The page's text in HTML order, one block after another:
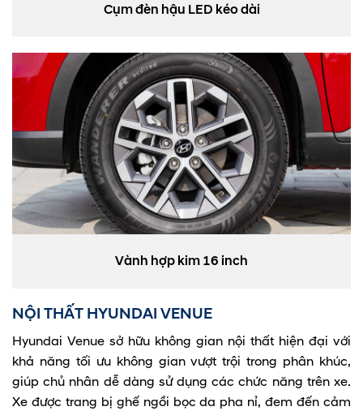
Cụm đèn hậu LED kéo dài
Vành hợp kim 16 inch
NỘI THẤT HYUNDAI VENUE
Hyundai Venue sở hữu không gian nội thất hiện đại với
khả năng tối ưu không gian vượt trội trong phân khúc,
giúp chủ nhân dễ dàng sử dụng các chức năng trên xe.
Xe được trang bị ghế ngồi bọc da pha nỉ, đem đến cảm